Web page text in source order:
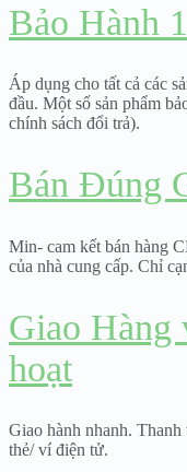
Bảo Hành
Áp dụng cho tất cả các
đầu. Một số sản phẩm
chính sách đổi trả).
Bán Đúng
Min- cam kết bán hàng
của nhà cung cấp. Chỉ
Giao Hàng
hoạt
Giao hành nhanh.
thẻ/ ví điện tử.